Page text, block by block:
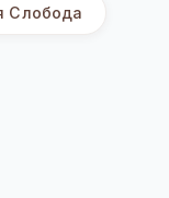
Слобода